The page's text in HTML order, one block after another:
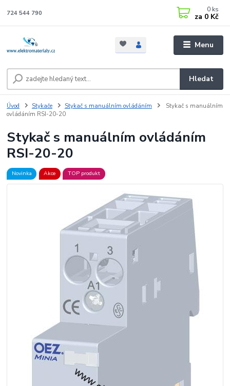
Menu
Hledat
724 544 790 0 ks
za 0 Kč
Úvod Stykače Stykač s manuálním ovládáním
Stykač s manuálním
ovládáním RSI-20-20
Stykač s manuálním ovládáním
RSI-20-20
Novinka Akce TOP produkt